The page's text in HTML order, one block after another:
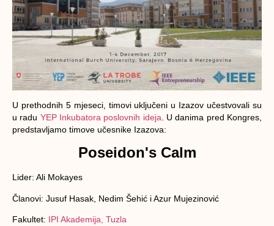
U prethodnih 5 mjeseci, timovi uključeni u Izazov učestvovali su
u radu YEP Inkubatora poslovnih ideja . U danima pred Kongres,
predstavljamo timove učesnike Izazova:
Poseidon's Calm
Lider: Ali Mokayes
Članovi: Jusuf Hasak, Nedim Šehić i Azur Mujezinović
Fakultet: IPI Akademija, Tuzla